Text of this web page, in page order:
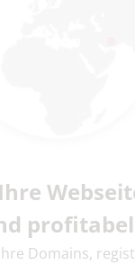
profitabel
Domains,